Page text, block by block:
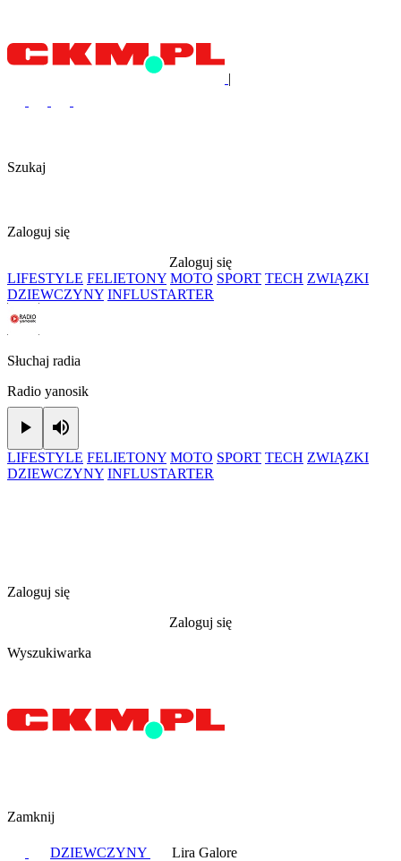
|
Szukaj
Zaloguj się
Zaloguj się
LIFESTYLE FELIETONY MOTO SPORT TECH ZWIĄZKI
DZIEWCZYNY INFLUSTARTER
Słuchaj radia
Radio yanosik
Play
LIFESTYLE FELIETONY MOTO SPORT TECH ZWIĄZKI
DZIEWCZYNY INFLUSTARTER
Zaloguj się
Zaloguj się
Wyszukiwarka
Zamknij
DZIEWCZYNY Lira Galore